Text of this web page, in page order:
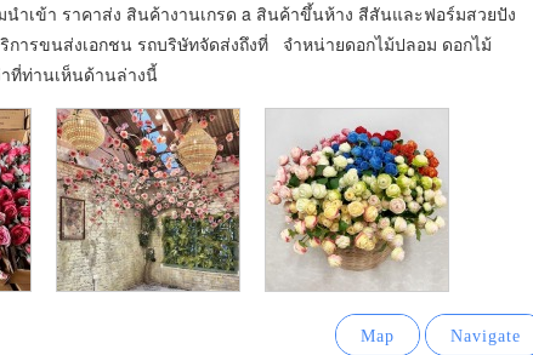
ำเข้า ราคาส่ง สินค้างานเกรด a สินค้าขึ้นห้าง สีสันและฟอร์มสวยปัง
การขนส่งเอกชน รถบริษัทจัดส่งถึงที่ จำหน่ายดอกไม้ปลอม ดอกไม้
ที่ท่านเห็นด้านล่างนี้